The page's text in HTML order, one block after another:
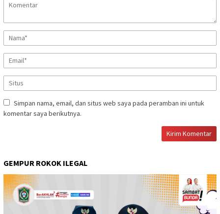
Simpan nama, email, dan situs web saya pada peramban ini untuk
komentar saya berikutnya.
GEMPUR ROKOK ILEGAL